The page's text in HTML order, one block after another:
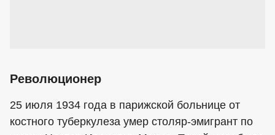
Революционер
25 июля 1934 года в парижской больнице от
костного туберкулеза умер столяр-эмигрант по